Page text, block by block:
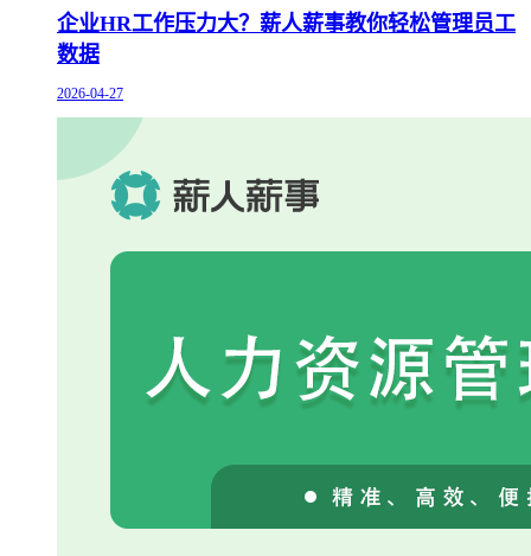
企业HR工作压力大？薪人薪事教你轻松管理员工
数据
2026-04-27